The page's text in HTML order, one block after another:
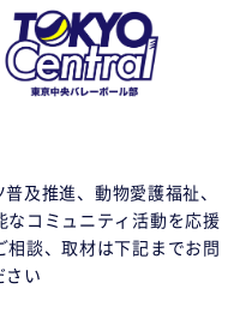
及推進、動物愛護福祉、
なコミュニティ活動を応援
相談、取材は下記までお問
さい